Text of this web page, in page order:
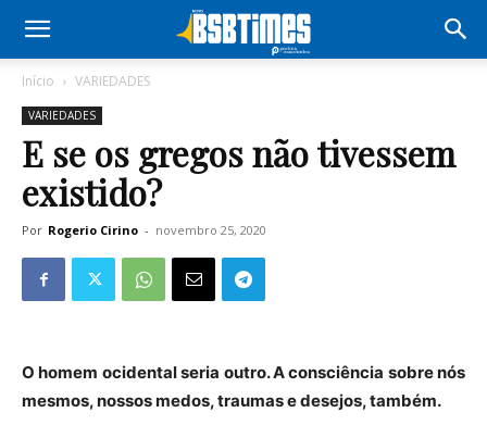
Início VARIEDADES
VARIEDADES
E se os gregos não tivessem
existido?
Por Rogerio Cirino - novembro 25, 2020
O homem ocidental seria outro. A consciência sobre nós
mesmos, nossos medos, traumas e desejos, também.